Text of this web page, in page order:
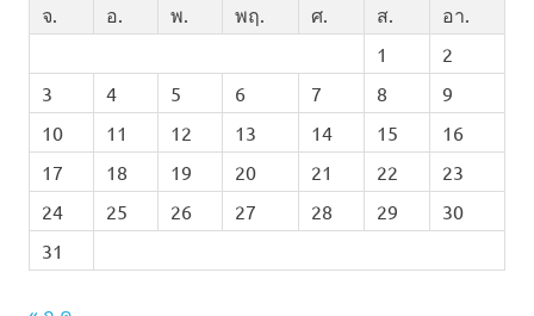
จ.
อ. พ. พฤ. ศ. ส.
อา.
1
2
3
4 5 6 7 8
9
10
11 12 13 14 15
16
17
18 19 20 21 22
23
24
25 26 27 28 29
30
31